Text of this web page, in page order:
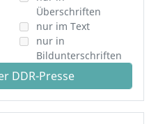
Überschriften
nur im Text
nur in
Bildunterschriften
DDR-Presse